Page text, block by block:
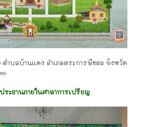
ำบลบ้านแดง อำเภอตระการพืชผล จังหวัด
๐
ระธานภายในศาลาการเปรียญ